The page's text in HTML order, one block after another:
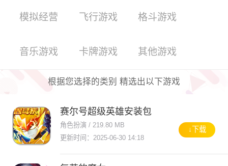
模拟经营 飞行游戏 格斗游戏
音乐游戏 卡牌游戏 其他游戏
根据您选择的类别 精选出以下游戏
赛尔号超级英雄安装包
角色扮演 / 219.80 MB
更新时间：2025-06-30 14:18
↓下载